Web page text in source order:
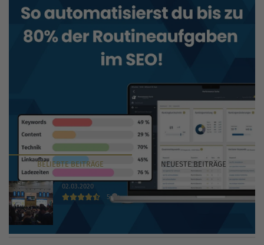
BELIEBTEBEITRÄGE NEUESTEBEITRÄGE
02.03.2020
5